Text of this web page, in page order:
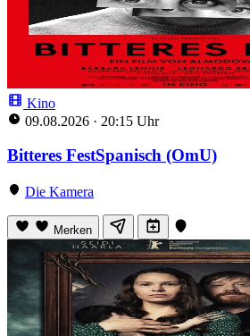
Kino
09.08.2026 · 20:15 Uhr
Bitteres FestSpanisch (OmU)
Die Kamera
Merken